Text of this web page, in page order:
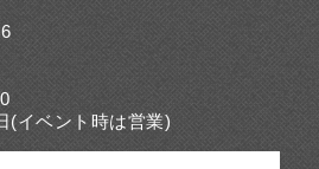
(イベント時は営業)